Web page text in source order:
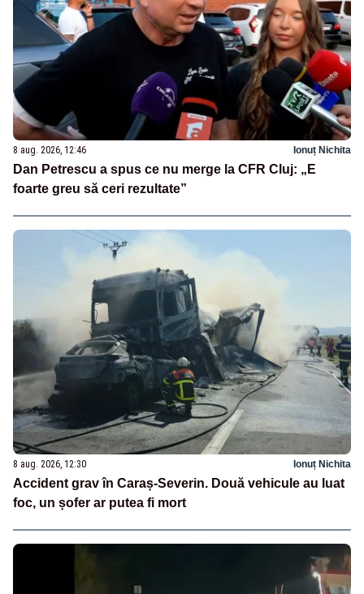
8 aug. 2026, 12:46 Ionuț Nichita
Dan Petrescu a spus ce nu merge la CFR Cluj: „E
foarte greu să ceri rezultate”
8 aug. 2026, 12:30 Ionuț Nichita
Accident grav în Caraș-Severin. Două vehicule au luat
foc, un șofer ar putea fi mort